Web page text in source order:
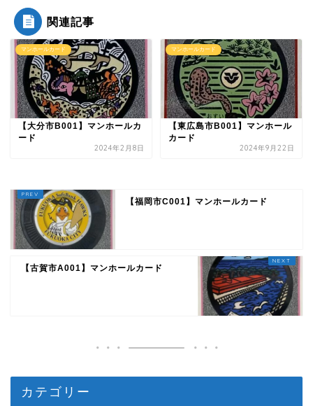
関連記事
マンホールカード
【大分市B001】マンホールカ
ード
2024年2月8日
マンホールカード
【東広島市B001】マンホール
カード
2024年9月22日
【福岡市C001】マンホールカード
【古賀市A001】マンホールカード
カテゴリー